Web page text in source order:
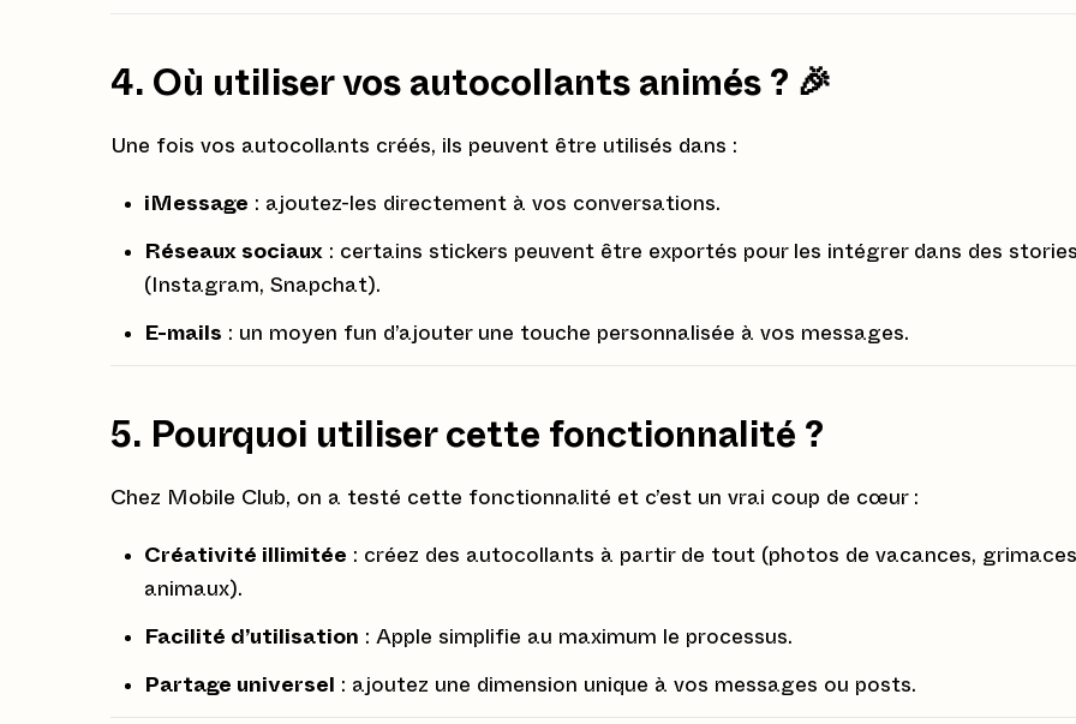
4. Où utiliser vos autocollants animés ? 🎉
Une fois vos autocollants créés, ils peuvent être utilisés dans :
iMessage : ajoutez-les directement à vos conversations.
Réseaux sociaux : certains stickers peuvent être exportés pour les intégrer dans des
(Instagram, Snapchat).
E-mails : un moyen fun d’ajouter une touche personnalisée à vos messages.
5. Pourquoi utiliser cette fonctionnalité ?
Chez Mobile Club, on a testé cette fonctionnalité et c’est un vrai coup de cœur :
Créativité illimitée : créez des autocollants à partir de tout (photos de vacances,
animaux).
Facilité d’utilisation : Apple simplifie au maximum le processus.
Partage universel : ajoutez une dimension unique à vos messages ou posts.